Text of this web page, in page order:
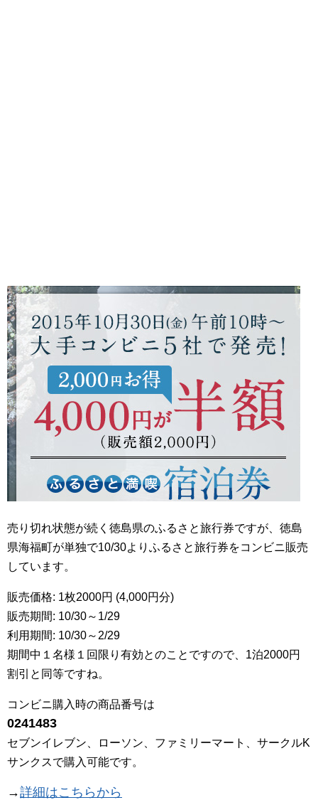
売り切れ状態が続く徳島県のふるさと旅行券ですが、徳島
県海福町が単独で10/30よりふるさと旅行券をコンビニ販売
しています。
販売価格: 1枚2000円 (4,000円分)
販売期間: 10/30～1/29
利用期間: 10/30～2/29
期間中１名様１回限り有効とのことですので、1泊2000円
割引と同等ですね。
コンビニ購入時の商品番号は
0241483
セブンイレブン、ローソン、ファミリーマート、サークルK
サンクスで購入可能です。
→詳細はこちらから